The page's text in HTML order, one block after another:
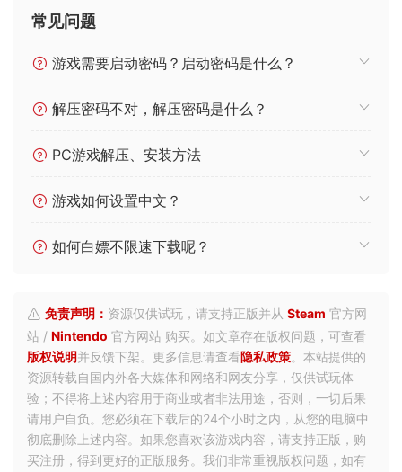
常见问题
游戏需要启动密码？启动密码是什么？
解压密码不对，解压密码是什么？
PC游戏解压、安装方法
游戏如何设置中文？
如何白嫖不限速下载呢？
免责声明： 资源仅供试玩，请支持正版并从 Steam 官方网
站 / Nintendo 官方网站 购买。如文章存在版权问题，可查看
版权说明并反馈下架。更多信息请查看隐私政策。本站提供的
资源转载自国内外各大媒体和网络和网友分享，仅供试玩体
验；不得将上述内容用于商业或者非法用途，否则，一切后果
请用户自负。您必须在下载后的24个小时之内，从您的电脑中
彻底删除上述内容。如果您喜欢该游戏内容，请支持正版，购
买注册，得到更好的正版服务。我们非常重视版权问题，如有